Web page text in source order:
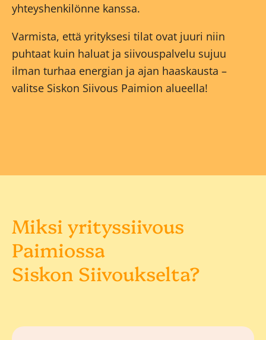
yhteyshenkilönne kanssa.
Varmista, että yrityksesi tilat ovat juuri niin
puhtaat kuin haluat ja siivouspalvelu sujuu
ilman turhaa energian ja ajan haaskausta –
valitse Siskon Siivous Paimion alueella!
Miksi yrityssiivous
Paimiossa
Siskon Siivoukselta?